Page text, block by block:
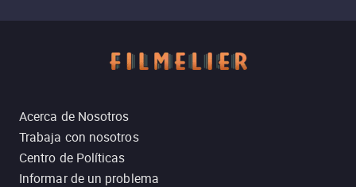
Acerca de Nosotros
Trabaja con nosotros
Centro de Políticas
Informar de un problema